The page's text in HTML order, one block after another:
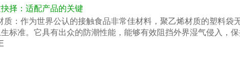
择：适配产品的关键
质：作为世界公认的接触食品非常佳材料，聚乙烯材质的塑料袋
标准。它具有出众的防潮性能，能够有效阻挡外界湿气侵入，保